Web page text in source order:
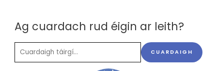
Ag cuardach rud éigin ar leith?
CUARDAIGH